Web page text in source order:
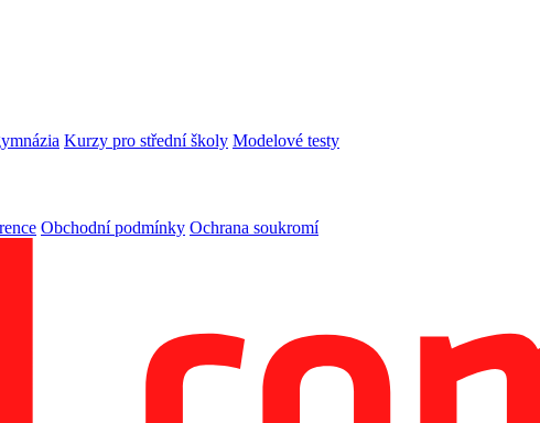
Kurzy pro střední školy Modelové testy
Obchodní podmínky Ochrana soukromí